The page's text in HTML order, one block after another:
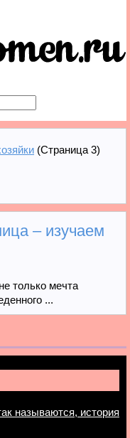
(Страница 3)
– изучаем
только мечта
...
называются, история